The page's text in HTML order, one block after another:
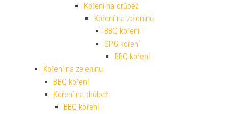
Koření na drůbež
Koření na zeleninu
BBQ koření
SPG koření
BBQ koření
Koření na zeleninu
BBQ koření
Koření na drůbež
BBQ koření